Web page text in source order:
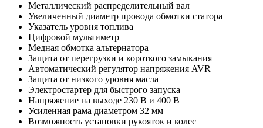
Металлический распределительный вал
Увеличенный диаметр провода обмотки статора
Указатель уровня топлива
Цифровой мультиметр
Медная обмотка альтернатора
Защита от перегрузки и короткого замыкания
Автоматический регулятор напряжения AVR
Защита от низкого уровня масла
Электростартер для быстрого запуска
Напряжение на выходе 230 В и 400 В
Усиленная рама диаметром 32 мм
Возможность установки рукояток и колес